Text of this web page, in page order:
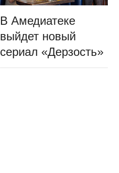
В Амедиатеке
выйдет новый
сериал «Дерзость»